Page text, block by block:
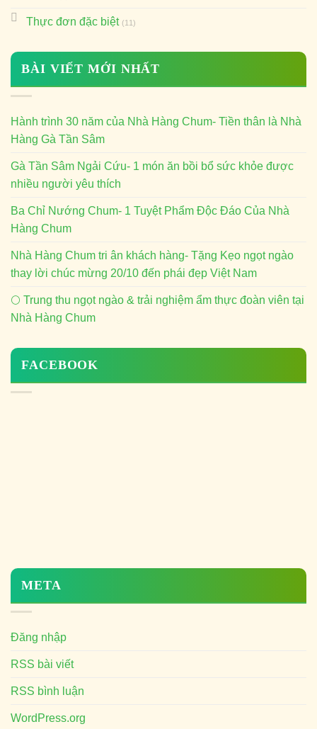
Thực đơn đặc biệt (11)
BÀI VIẾT MỚI NHẤT
Hành trình 30 năm của Nhà Hàng Chum- Tiền thân là Nhà
Hàng Gà Tần Sâm
Gà Tần Sâm Ngải Cứu- 1 món ăn bồi bổ sức khỏe được
nhiều người yêu thích
Ba Chỉ Nướng Chum- 1 Tuyệt Phẩm Độc Đáo Của Nhà
Hàng Chum
Nhà Hàng Chum tri ân khách hàng- Tặng Kẹo ngọt ngào
thay lời chúc mừng 20/10 đến phái đẹp Việt Nam
🌕 Trung thu ngọt ngào & trải nghiệm ẩm thực đoàn viên tại
Nhà Hàng Chum
FACEBOOK
META
Đăng nhập
RSS bài viết
RSS bình luận
WordPress.org